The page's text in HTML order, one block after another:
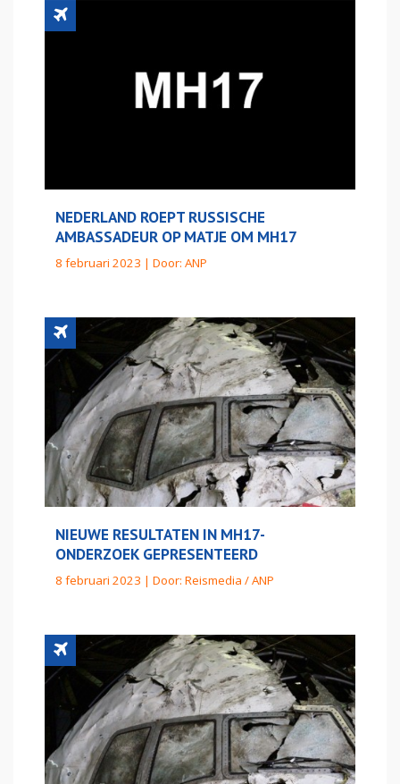
NEDERLAND ROEPT RUSSISCHE
AMBASSADEUR OP MATJE OM MH17
8 februari 2023 | Door: ANP
NIEUWE RESULTATEN IN MH17-
ONDERZOEK GEPRESENTEERD
8 februari 2023 | Door: Reismedia / ANP